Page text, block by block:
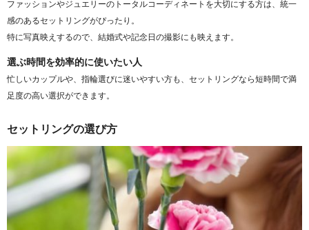
ファッションやジュエリーのトータルコーディネートを大切にする方は、統一
感のあるセットリングがぴったり。
特に写真映えするので、結婚式や記念日の撮影にも映えます。
選ぶ時間を効率的に使いたい人
忙しいカップルや、指輪選びに迷いやすい方も、セットリングなら短時間で満
足度の高い選択ができます。
セットリングの選び方